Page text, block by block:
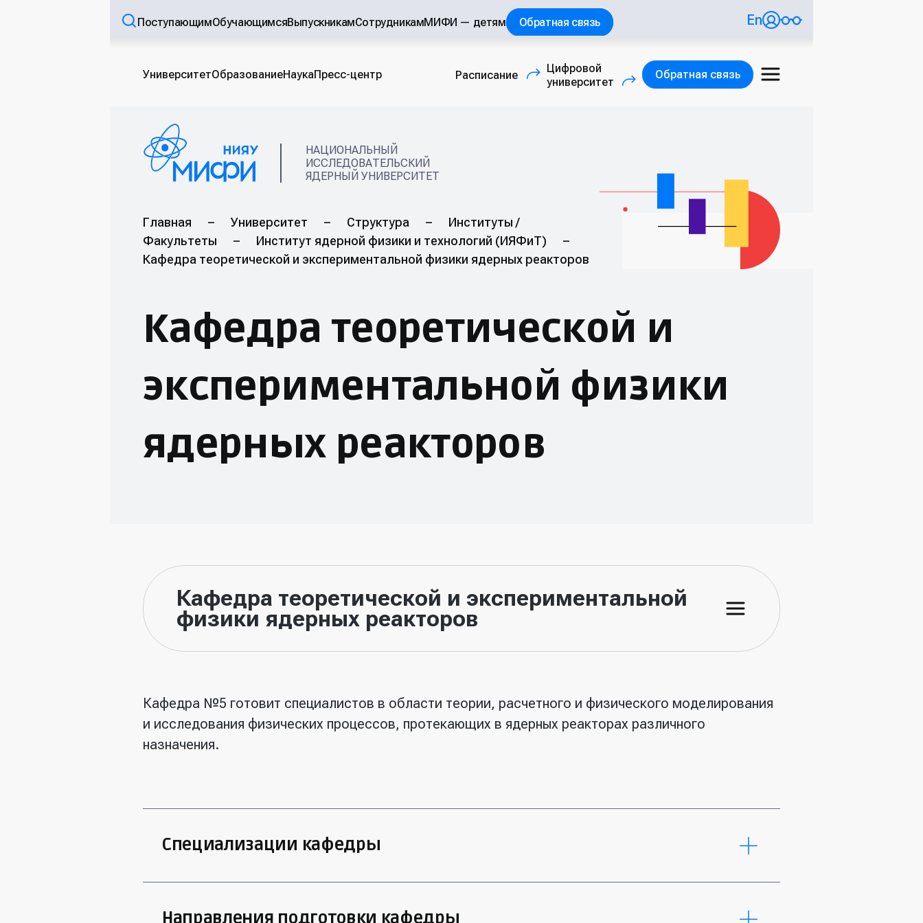
ПоступающимОбучающимсяВыпускникамСотрудникамМИФИ — детям Обратная связь En
УниверситетОбразованиеНаукаПресс-центр Расписание (внешняя ссылка)
Цифровой
университет
(внешняя ссылка)
Обратная связь
НАЦИОНАЛЬНЫЙ
ИССЛЕДОВАТЕЛЬСКИЙ
ЯДЕРНЫЙ УНИВЕРСИТЕТ
Главная – Университет – Структура –
Институты /
Факультеты
– Институт ядерной физики и технологий (ИЯФиТ)
–
Кафедра теоретической и экспериментальной физики ядерных реакторов
Кафедра теоретической и
экспериментальной физики
ядерных реакторов
Кафедра №5 готовит специалистов в области теории, расчетного и физического моделирования
и исследования физических процессов, протекающих в ядерных реакторах различного
назначения.
Специализации кафедры
Направления подготовки кафедры
Кафедра теоретической и экспериментальной
физики ядерных реакторов